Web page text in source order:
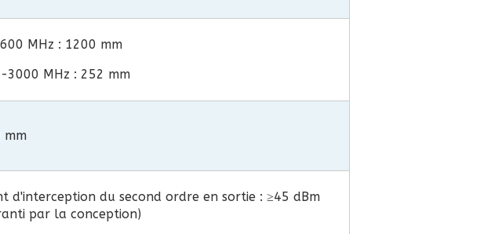
MHz : 1200 mm
3000 MHz : 252 mm
mm
d'interception du second ordre en sortie : ≥45 dBm
par la conception)